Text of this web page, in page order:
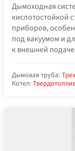
Дымоходная
кислотостойкой
приборов,
под вакуумом и
к внешней
Дымовая труба:
Котел: